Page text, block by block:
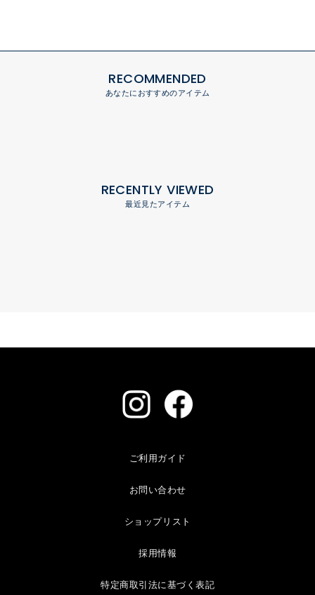
RECOMMENDED
あなたにおすすめのアイテム
RECENTLY VIEWED
最近見たアイテム
ご利用ガイド
お問い合わせ
ショップリスト
採用情報
特定商取引法に基づく表記